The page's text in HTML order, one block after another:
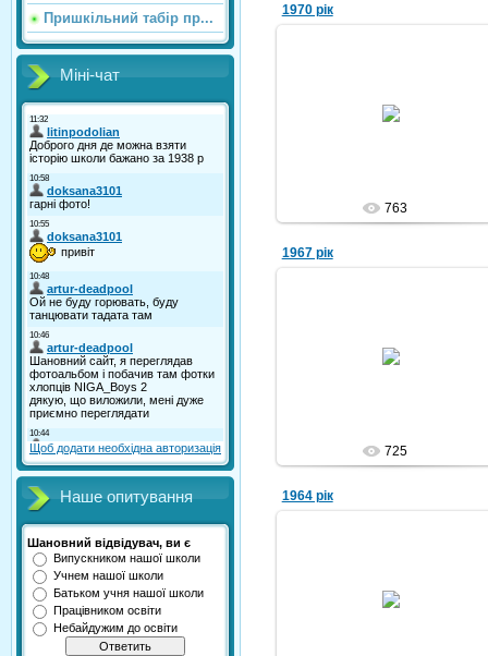
Пришкільний табір пр...
Міні-чат
Щоб додати необхідна авторизація
Наше опитування
Шановний відвідувач, ви є
Випускником нашої школи
Учнем нашої школи
Батьком учня нашої школи
Працівником освіти
Небайдужим до освіти
1970 рік
763
1967 рік
725
1964 рік